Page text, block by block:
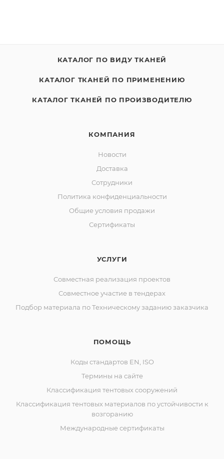
КАТАЛОГ ПО ВИДУ ТКАНЕЙ
КАТАЛОГ ТКАНЕЙ ПО ПРИМЕНЕНИЮ
КАТАЛОГ ТКАНЕЙ ПО ПРОИЗВОДИТЕЛЮ
КОМПАНИЯ
Новости
Доставка
Сотрудники
Политика конфиденциальности
Общие условия продажи
Сертификаты
УСЛУГИ
Совместная реализация проектов
Совместное участие в тендерах
Подбор материала по Техническому заданию заказчика
ПОМОЩЬ
Коды стандартов EN, ISO
Термины на сайте
Классификация тентовых сооружений
Классификация тентовых материалов по устойчивости к
возгоранию
Международные сертификаты